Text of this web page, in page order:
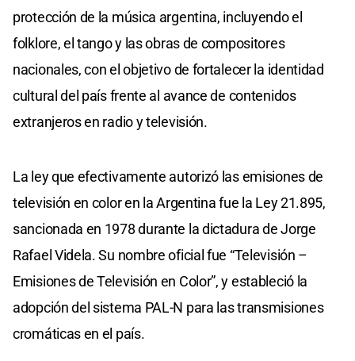
protección de la música argentina, incluyendo el
folklore, el tango y las obras de compositores
nacionales, con el objetivo de fortalecer la identidad
cultural del país frente al avance de contenidos
extranjeros en radio y televisión.
La ley que efectivamente autorizó las emisiones de
televisión en color en la Argentina fue la Ley 21.895,
sancionada en 1978 durante la dictadura de Jorge
Rafael Videla. Su nombre oficial fue “Televisión –
Emisiones de Televisión en Color”, y estableció la
adopción del sistema PAL-N para las transmisiones
cromáticas en el país.